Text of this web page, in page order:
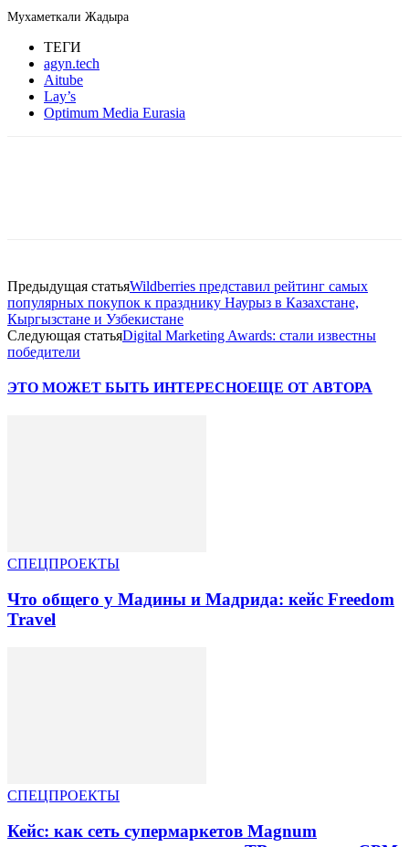
Мухаметкали Жадыра
ТЕГИ
agyn.tech
Aitube
Lay’s
Optimum Media Eurasia
Предыдущая статьяWildberries представил рейтинг самых
популярных покупок к празднику Наурыз в Казахстане,
Кыргызстане и Узбекистане
Следующая статьяDigital Marketing Awards: стали известны
победители
ЭТО МОЖЕТ БЫТЬ ИНТЕРЕСНОЕЩЕ ОТ АВТОРА
СПЕЦПРОЕКТЫ
Что общего у Мадины и Мадрида: кейс Freedom
Travel
СПЕЦПРОЕКТЫ
Кейс: как сеть супермаркетов Magnum